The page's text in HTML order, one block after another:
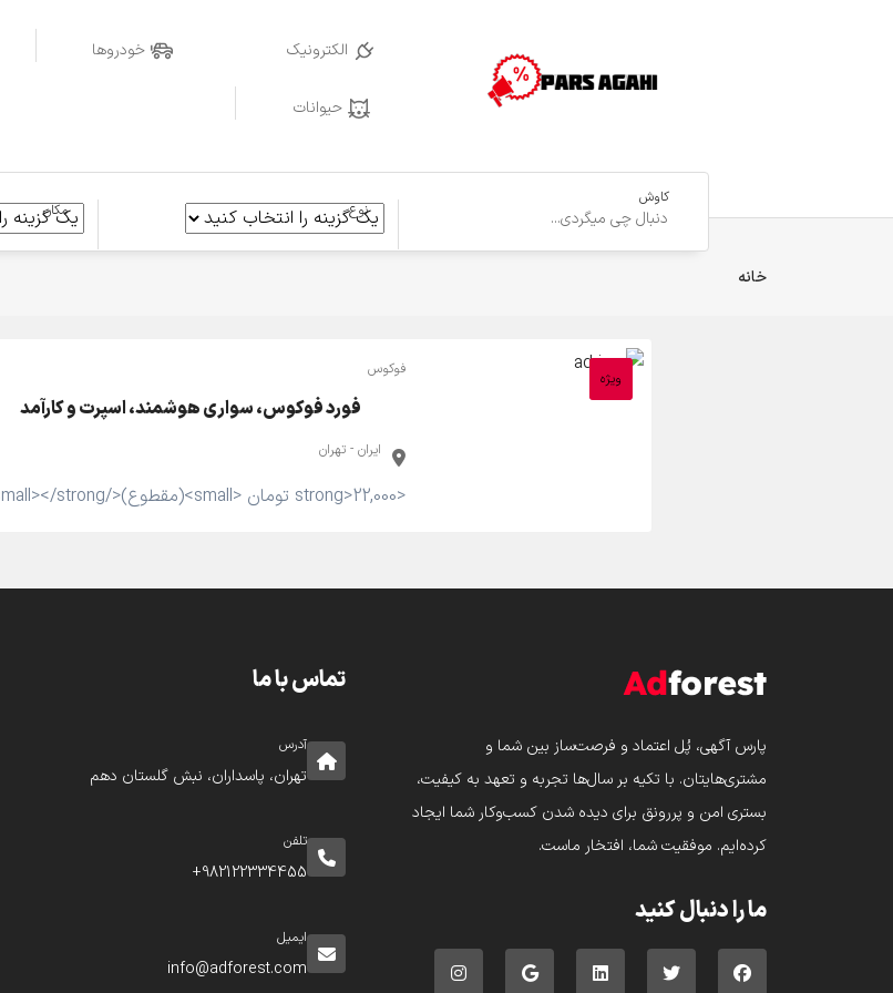
الکترونیک خودروها
حیوانات
کاوش
نوع مکان
خانه
ویژه
فوکوس
فورد فوکوس، سواری هوشمند، اسپرت و کارآمد
ایران - تهران
<strong>22,000 تومان <small>(مقطوع)</small></strong>
پارس‌ آگهی، پُل اعتماد و فرصت‌ساز بین شما و
مشتری‌هایتان. با تکیه بر سال‌ها تجربه و تعهد به کیفیت،
بستری امن و پررونق برای دیده شدن کسب‌وکار شما ایجاد
کرده‌ایم. موفقیت شما، افتخار ماست.
ما را دنبال کنید
تماس با ما
آدرس
تهران، پاسداران، نبش گلستان دهم
تلفن
982122334455+
ایمیل
info@adforest.com